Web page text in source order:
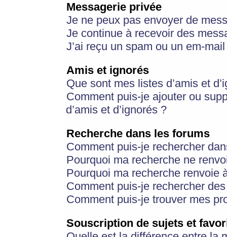
Messagerie privée
Je ne peux pas envoyer de
Je continue à recevoir des
J’ai reçu un spam ou un em-
Amis et ignorés
Que sont mes listes d’amis et
Comment puis-je ajouter ou
d’amis et d’ignorés ?
Recherche dans les forums
Comment puis-je rechercher
Pourquoi ma recherche ne
Pourquoi ma recherche renvoie
Comment puis-je rechercher
Comment puis-je trouver mes
Souscription de sujets et